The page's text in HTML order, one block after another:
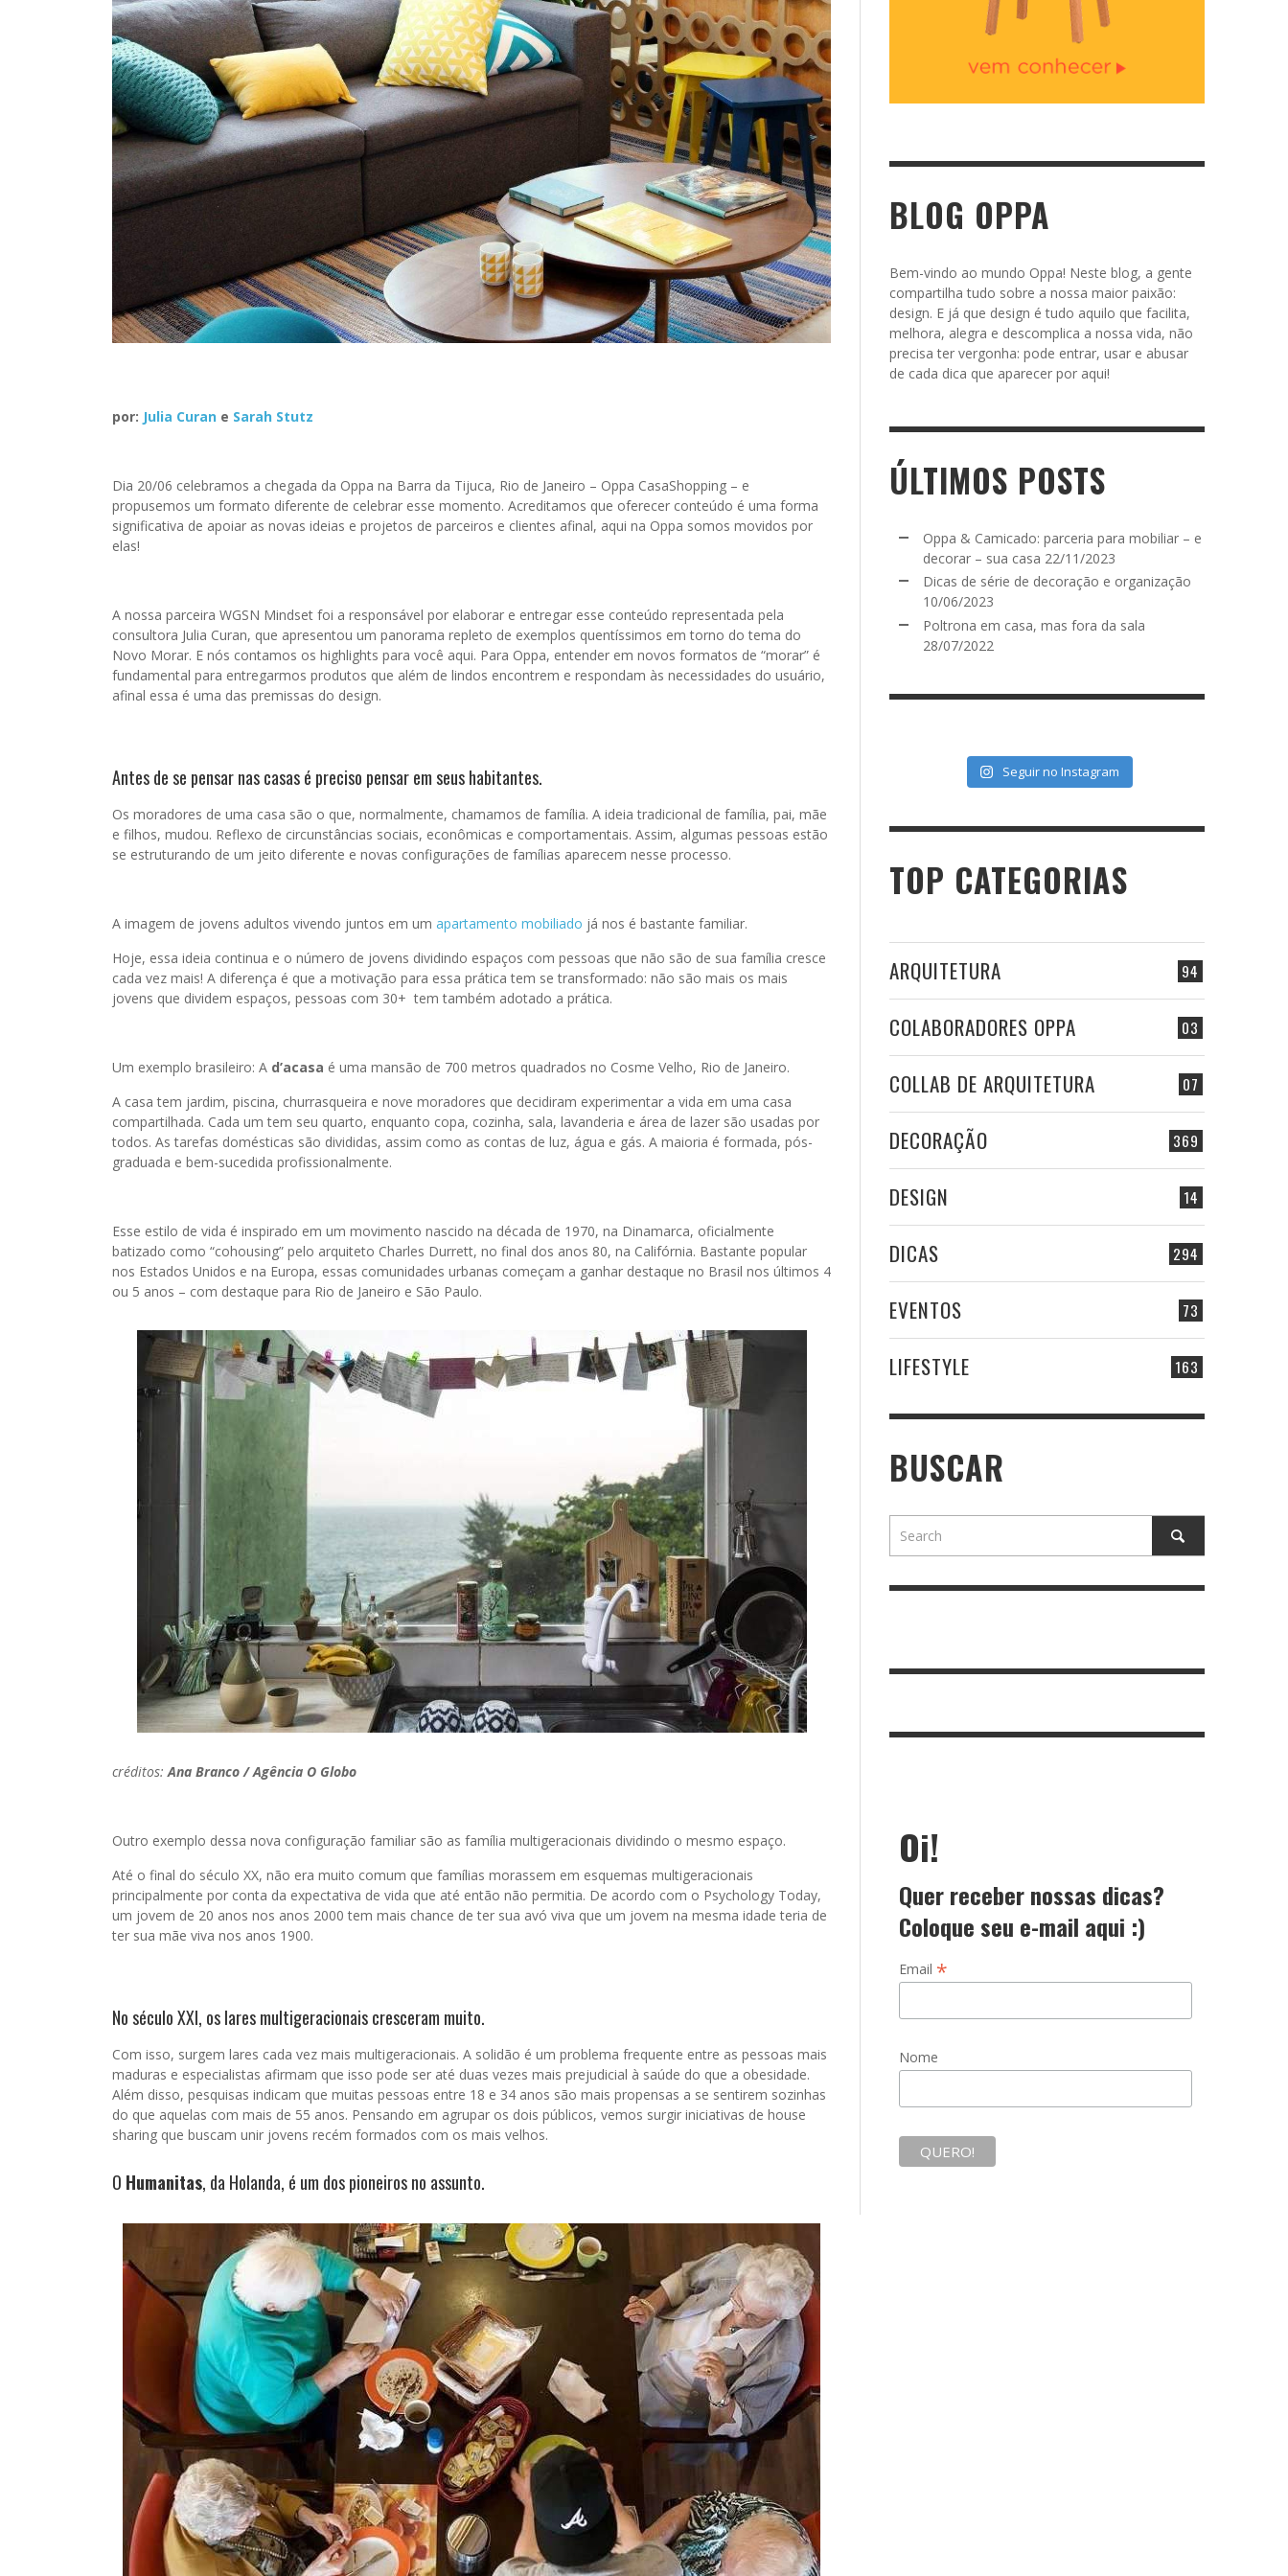
por: Julia Curan e Sarah Stutz
Dia 20/06 celebramos a chegada da Oppa na Barra da Tijuca, Rio de Janeiro – Oppa CasaShopping – e
propusemos um formato diferente de celebrar esse momento. Acreditamos que oferecer conteúdo é uma forma
significativa de apoiar as novas ideias e projetos de parceiros e clientes afinal, aqui na Oppa somos movidos por
elas!
A nossa parceira WGSN Mindset foi a responsável por elaborar e entregar esse conteúdo representada pela
consultora Julia Curan, que apresentou um panorama repleto de exemplos quentíssimos em torno do tema do
Novo Morar. E nós contamos os highlights para você aqui. Para Oppa, entender em novos formatos de “morar” é
fundamental para entregarmos produtos que além de lindos encontrem e respondam às necessidades do usuário,
afinal essa é uma das premissas do design.
Antes de se pensar nas casas é preciso pensar em seus habitantes.
Os moradores de uma casa são o que, normalmente, chamamos de família. A ideia tradicional de família, pai, mãe
e filhos, mudou. Reflexo de circunstâncias sociais, econômicas e comportamentais. Assim, algumas pessoas estão
se estruturando de um jeito diferente e novas configurações de famílias aparecem nesse processo.
A imagem de jovens adultos vivendo juntos em um apartamento mobiliado já nos é bastante familiar.
Hoje, essa ideia continua e o número de jovens dividindo espaços com pessoas que não são de sua família cresce
cada vez mais! A diferença é que a motivação para essa prática tem se transformado: não são mais os mais
jovens que dividem espaços, pessoas com 30+ tem também adotado a prática.
Um exemplo brasileiro: A d’acasa é uma mansão de 700 metros quadrados no Cosme Velho, Rio de Janeiro.
A casa tem jardim, piscina, churrasqueira e nove moradores que decidiram experimentar a vida em uma casa
compartilhada. Cada um tem seu quarto, enquanto copa, cozinha, sala, lavanderia e área de lazer são usadas por
todos. As tarefas domésticas são divididas, assim como as contas de luz, água e gás. A maioria é formada, pós-
graduada e bem-sucedida profissionalmente.
Esse estilo de vida é inspirado em um movimento nascido na década de 1970, na Dinamarca, oficialmente
batizado como “cohousing” pelo arquiteto Charles Durrett, no final dos anos 80, na Califórnia. Bastante popular
nos Estados Unidos e na Europa, essas comunidades urbanas começam a ganhar destaque no Brasil nos últimos 4
ou 5 anos – com destaque para Rio de Janeiro e São Paulo.
créditos:Ana Branco / Agência O Globo
Outro exemplo dessa nova configuração familiar são as família multigeracionais dividindo o mesmo espaço.
Até o final do século XX, não era muito comum que famílias morassem em esquemas multigeracionais
principalmente por conta da expectativa de vida que até então não permitia. De acordo com o Psychology Today,
um jovem de 20 anos nos anos 2000 tem mais chance de ter sua avó viva que um jovem na mesma idade teria de
ter sua mãe viva nos anos 1900.
No século XXI, os lares multigeracionais cresceram muito.
Com isso, surgem lares cada vez mais multigeracionais. A solidão é um problema frequente entre as pessoas mais
maduras e especialistas afirmam que isso pode ser até duas vezes mais prejudicial à saúde do que a obesidade.
Além disso, pesquisas indicam que muitas pessoas entre 18 e 34 anos são mais propensas a se sentirem sozinhas
do que aquelas com mais de 55 anos. Pensando em agrupar os dois públicos, vemos surgir iniciativas de house
sharing que buscam unir jovens recém formados com os mais velhos.
O Humanitas, da Holanda, é um dos pioneiros no assunto.
BLOG OPPA
Bem-vindo ao mundo Oppa! Neste blog, a gente
compartilha tudo sobre a nossa maior paixão:
design. E já que design é tudo aquilo que facilita,
melhora, alegra e descomplica a nossa vida, não
precisa ter vergonha: pode entrar, usar e abusar
de cada dica que aparecer por aqui!
ÚLTIMOS POSTS
Oppa & Camicado: parceria para mobiliar – e
decorar – sua casa 22/11/2023
Dicas de série de decoração e organização
10/06/2023
Poltrona em casa, mas fora da sala
28/07/2022
Seguir no Instagram
TOP CATEGORIAS
94
ARQUITETURA
03
COLABORADORES OPPA
07
COLLAB DE ARQUITETURA
369
DECORAÇÃO
14
DESIGN
294
DICAS
73
EVENTOS
163
LIFESTYLE
BUSCAR
Oi!
Quer receber nossas dicas?
Coloque seu e-mail aqui :)
Email *
Nome